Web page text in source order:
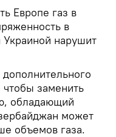
Европе газ в
в
нарушит
чтобы заменить
обладающий
может
объемов газа.